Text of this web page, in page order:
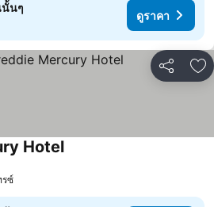
นั้นๆ
ดูราคา
แชร์ เ
Hotel
รซ์